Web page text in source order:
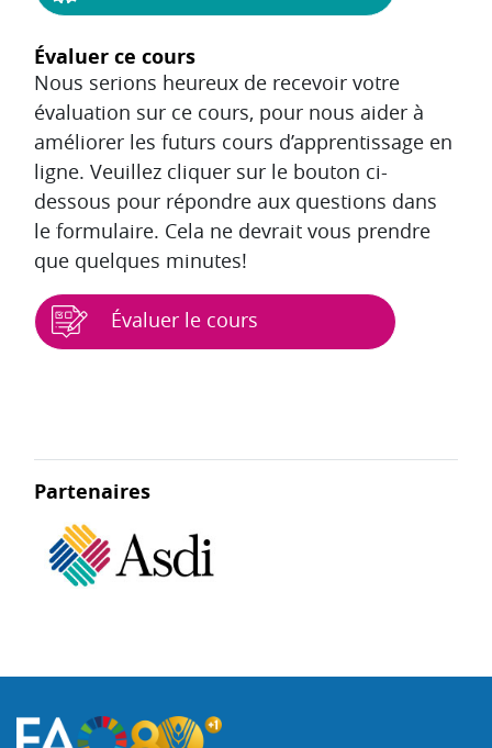
Évaluer ce cours
Nous serions heureux de recevoir votre
évaluation sur ce cours, pour nous aider à
améliorer les futurs cours d’apprentissage en
ligne. Veuillez cliquer sur le bouton ci-
dessous pour répondre aux questions dans
le formulaire. Cela ne devrait vous prendre
que quelques minutes!
Évaluer le cours
Partenaires